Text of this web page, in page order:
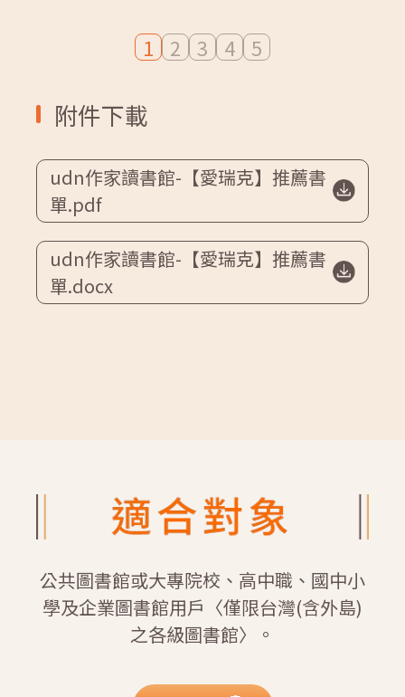
1 2 3 4 5
附件下載
udn作家讀書館-【愛瑞克】推薦書
單.pdf
udn作家讀書館-【愛瑞克】推薦書
單.docx
公共圖書館或大專院校、高中職、國中小
學及企業圖書館用戶〈僅限台灣(含外島)
之各級圖書館〉。